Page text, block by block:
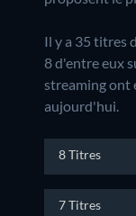
Il y a 35 titres
8 d'entre eux
streaming ont
aujourd'hui.
8 Titres
7 Titres